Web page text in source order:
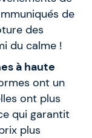
de
des
du calme !
à haute
ont un
ont plus
qui garantit
plus